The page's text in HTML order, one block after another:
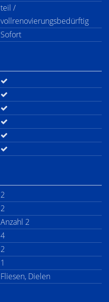
teil /
vollrenovierungsbedürftig
Sofort
2
2
Anzahl 2
4
2
1
Fliesen, Dielen